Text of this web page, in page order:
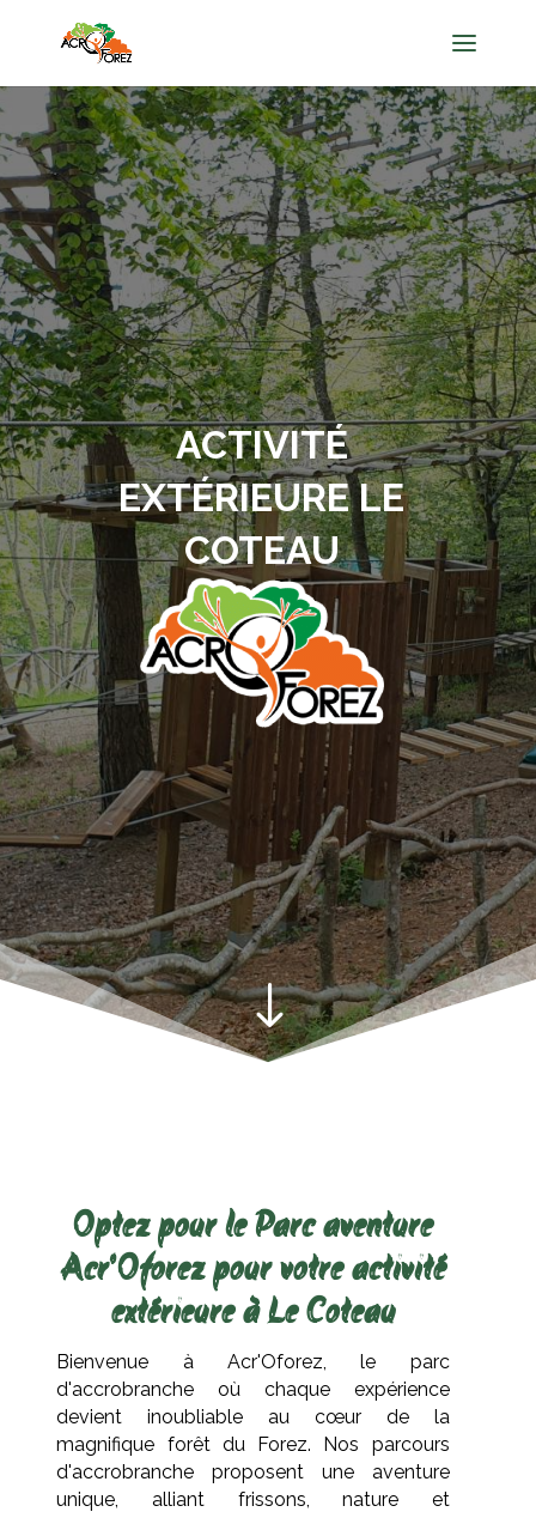
ACTIVITÉ
EXTÉRIEURE LE
COTEAU
"
Optez pour le Parc aventure
Acr'Oforez pour votre activité
extérieure à Le Coteau
Bienvenue à Acr'Oforez, le parc
d'accrobranche où chaque expérience
devient inoubliable au cœur de la
magnifique forêt du Forez. Nos parcours
d'accrobranche proposent une aventure
unique, alliant frissons, nature et